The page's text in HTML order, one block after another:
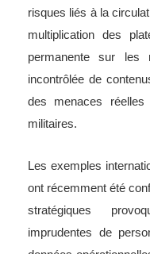
risques liés à la
multiplication des
permanente sur les
incontrôlée de
des menaces
militaires.
Les exemples
ont récemment été
stratégiques
imprudentes de